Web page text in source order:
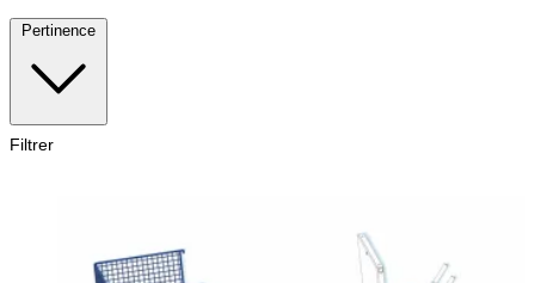
Pertinence
Filtrer